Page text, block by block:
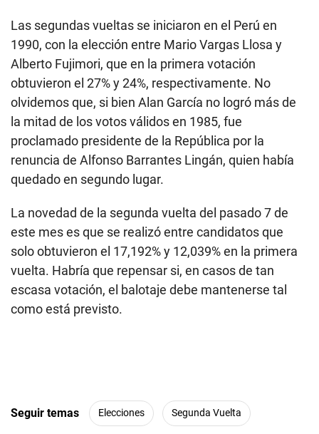
Las segundas vueltas se iniciaron en el Perú en
1990, con la elección entre Mario Vargas Llosa y
Alberto Fujimori, que en la primera votación
obtuvieron el 27% y 24%, respectivamente. No
olvidemos que, si bien Alan García no logró más de
la mitad de los votos válidos en 1985, fue
proclamado presidente de la República por la
renuncia de Alfonso Barrantes Lingán, quien había
quedado en segundo lugar.
La novedad de la segunda vuelta del pasado 7 de
este mes es que se realizó entre candidatos que
solo obtuvieron el 17,192% y 12,039% en la primera
vuelta. Habría que repensar si, en casos de tan
escasa votación, el balotaje debe mantenerse tal
como está previsto.
Seguir temas Elecciones Segunda Vuelta